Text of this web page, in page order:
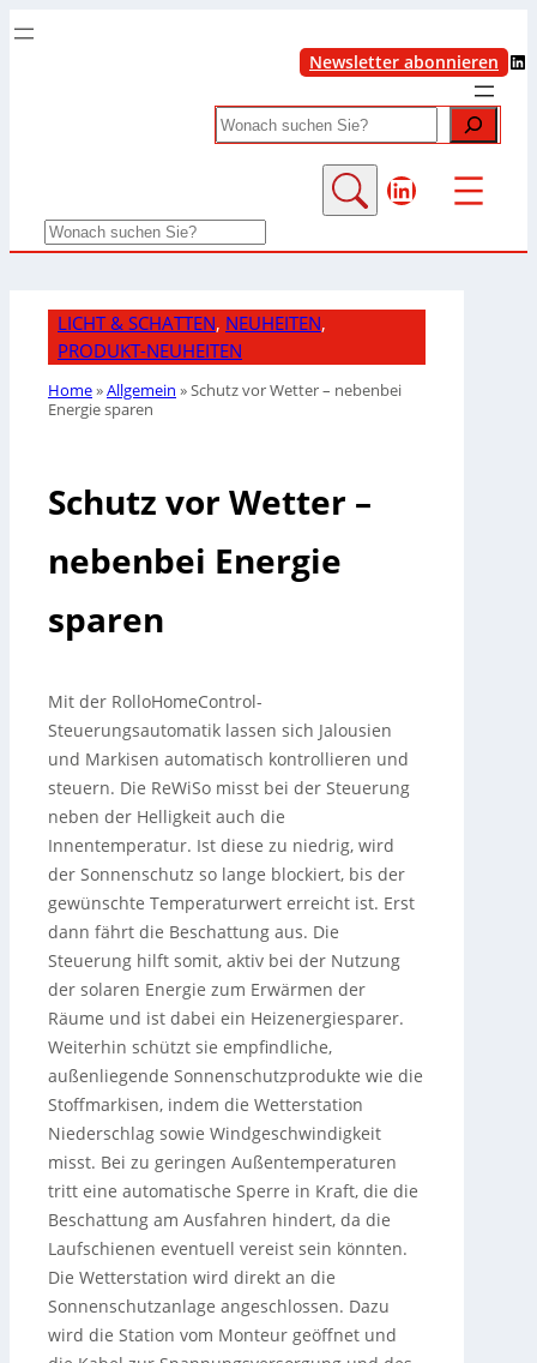
Newsletter abonnieren LinkedIn
Search
LinkedIn
Search
LICHT & SCHATTEN, NEUHEITEN
PRODUKT-NEUHEITEN
Home»Allgemein »Schutz vor Wetter – nebenbei
Energie sparen
Schutz vor Wetter –
nebenbei Energie
sparen
Mit der RolloHomeControl-
Steuerungsautomatik lassen sich Jalousien
und Markisen automatisch kontrollieren und
steuern. Die ReWiSo misst bei der Steuerung
neben der Helligkeit auch die
Innentemperatur. Ist diese zu niedrig, wird
der Sonnenschutz so lange blockiert, bis der
gewünschte Temperaturwert erreicht ist. Erst
dann fährt die Beschattung aus. Die
Steuerung hilft somit, aktiv bei der Nutzung
der solaren Energie zum Erwärmen der
Räume und ist dabei ein Heizenergiesparer.
Weiterhin schützt sie empfindliche,
außenliegende Sonnenschutzprodukte wie die
Stoffmarkisen, indem die Wetterstation
Niederschlag sowie Windgeschwindigkeit
misst. Bei zu geringen Außentemperaturen
tritt eine automatische Sperre in Kraft, die die
Beschattung am Ausfahren hindert, da die
Laufschienen eventuell vereist sein könnten.
Die Wetterstation wird direkt an die
Sonnenschutzanlage angeschlossen. Dazu
wird die Station vom Monteur geöffnet und